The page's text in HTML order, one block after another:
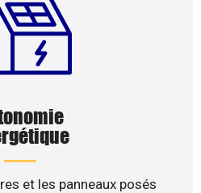
et les panneaux posés